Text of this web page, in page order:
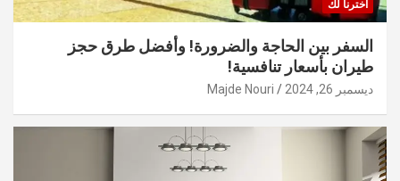
اخترنا لك
السفر بين الحاجة والضرورة! وأفضل طرق حجز
طيران بأسعار تنافسية!
ديسمبر 26, 2024 Majde Nouri